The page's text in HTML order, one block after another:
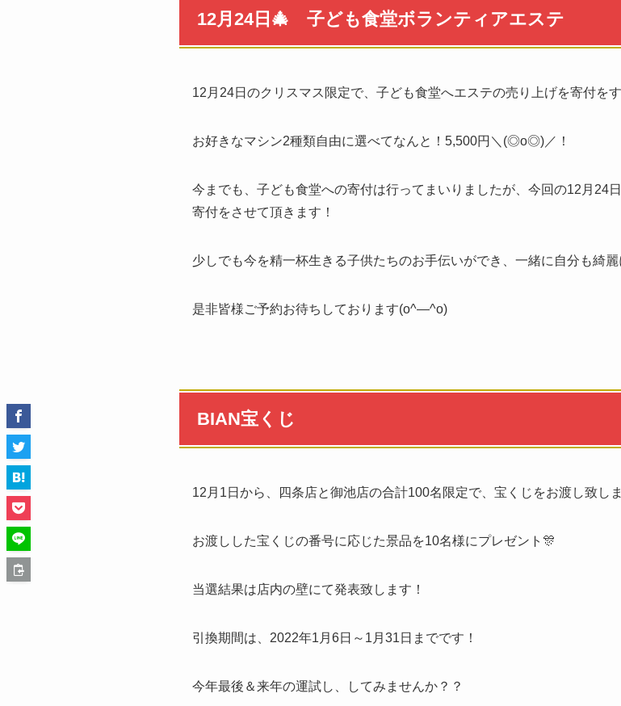
12月24日🎄 子ども食堂ボランティアエステ
12月24日のクリスマス限定で、子ども食堂へエステの売り上げを寄付を
お好きなマシン2種類自由に選べてなんと！5,500円＼(◎o◎)／！
今までも、子ども食堂への寄付は行ってまいりましたが、今回の12月24
寄付をさせて頂きます！
少しでも今を精一杯生きる子供たちのお手伝いができ、一緒に自分も綺
是非皆様ご予約お待ちしております(o^―^o)
BIAN宝くじ
12月1日から、四条店と御池店の合計100名限定で、宝くじをお渡し致しま
お渡しした宝くじの番号に応じた景品を10名様にプレゼント🎊
当選結果は店内の壁にて発表致します！
引換期間は、2022年1月6日～1月31日までです！
今年最後＆来年の運試し、してみませんか？？